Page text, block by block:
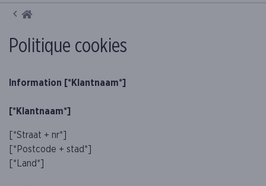
Home
Politique cookies
Information [*Klantnaam*]
[*Klantnaam*]
[*Straat + nr*]
[*Postcode + stad*]
[*Land*]